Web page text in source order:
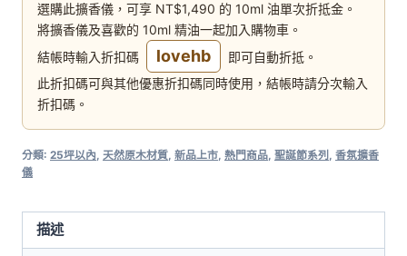
選購此擴香儀，可享 NT$1,490 的 10ml 油單次折抵金。
將擴香儀及喜歡的 10ml 精油一起加入購物車。
結帳時輸入折扣碼
lovehb
即可自動折抵。
此折扣碼可與其他優惠折扣碼同時使用，結帳時請分次輸入
折扣碼。
分類: 25坪以內 天然原木材質 新品上市 熱門商品 聖誕節系列 香氛擴香
儀
描述